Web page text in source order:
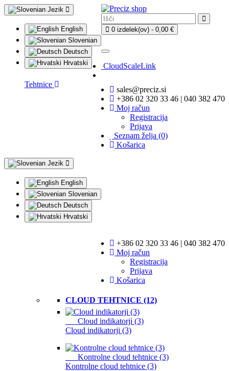
Jezik
English
Slovenian
Deutsch
Hrvatski
sales@preciz.si
+386 02 320 33 46 | 040 382 470
Moj račun
Registracija
Prijava
Seznam želja (0)
Košarica
0 izdelek(ov) - 0,00 €
Jezik
English
Slovenian
Deutsch
Hrvatski
+386 02 320 33 46 | 040 382 470
Moj račun
Registracija
Prijava
Košarica
CloudScaleLink
Tehtnice
CLOUD TEHTNICE (12)
Cloud indikatorji (3)
Cloud indikatorji (3)
Kontrolne cloud tehtnice (3)
Kontrolne cloud tehtnice (3)